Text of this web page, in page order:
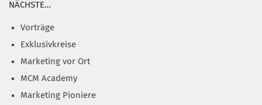
NÄCHSTE…
Vorträge
Exklusivkreise
Marketing vor Ort
MCM Academy
Marketing Pioniere